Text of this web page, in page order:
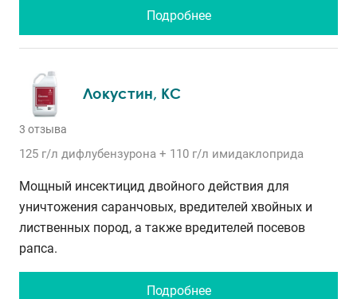
Подробнее
Локустин, КС
3 отзыва
125 г/л дифлубензурона + 110 г/л имидаклоприда
Мощный инсектицид двойного действия для
уничтожения саранчовых, вредителей хвойных и
лиственных пород, а также вредителей посевов
рапса.
Подробнее